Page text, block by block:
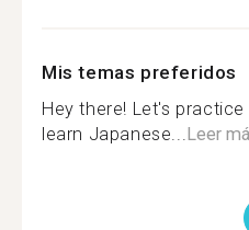
Mis temas preferidos
Hey there! Let's
learn Japanese... Leer